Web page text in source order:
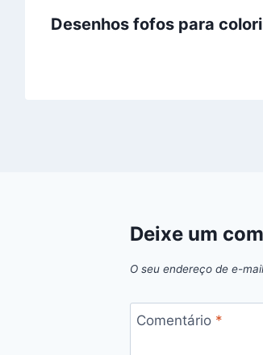
Desenhos fofos para
Deixe um
O seu endereço de e-
Comentário *